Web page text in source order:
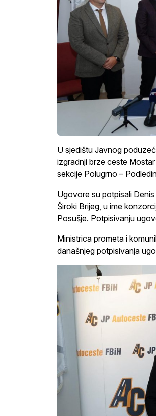
U sjedištu Javnog
izgradnji brze ceste
sekcije Polugrno –
Ugovore su potpisali
Široki Brijeg, u ime
Posušje. Potpisivanju
Ministrica prometa i
današnjeg potpisivanja